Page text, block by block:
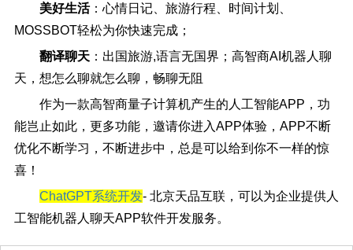
美好生活：心情日记、旅游行程、时间计划、
MOSSBOT轻松为你快速完成；
翻译聊天：出国旅游,语言无国界；高智商AI机器人聊
天，想怎么聊就怎么聊，畅聊无阻
作为一款高智商量子计算机产生的人工智能APP，功
能岂止如此，更多功能，邀请你进入APP体验，APP不断
优化不断学习，不断进步中，总是可以给到你不一样的惊
喜！
ChatGPT系统开发- 北京天品互联，可以为企业提供人
工智能机器人聊天APP软件开发服务。